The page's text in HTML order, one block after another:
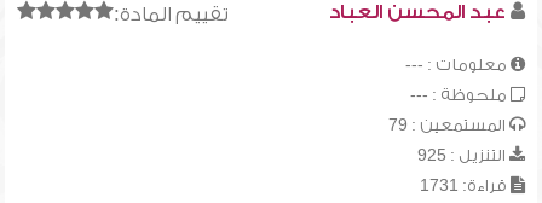
تقييم المادة: عبد المحسن العباد
معلومات : ---
ملحوظة : ---
المستمعين : 79
التنزيل : 925
قراءة: 1731